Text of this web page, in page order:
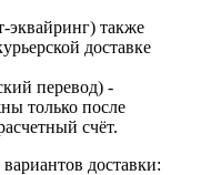
эквайринг) также
доставке
перевод) -
только после
счёт.
доставки: